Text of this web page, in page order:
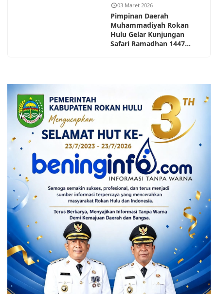
03 Maret 2026
Pimpinan Daerah
Muhammadiyah Rokan
Hulu Gelar Kunjungan
Safari Ramadhan 1447...